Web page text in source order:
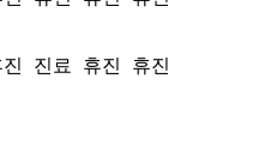
진료 휴진 휴진